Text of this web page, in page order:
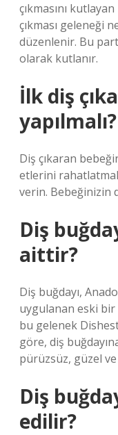
çıkmasını
çıkması geleneği
düzenlenir. Bu
olarak kutlanır.
İlk diş
yapılmalı?
Diş çıkaran
etlerini
verin. Bebeğinizin
Diş
aittir?
Diş buğdayı,
uygulanan eski bir
bu gelenek
göre, diş
pürüzsüz, güzel ve
Diş
edilir?